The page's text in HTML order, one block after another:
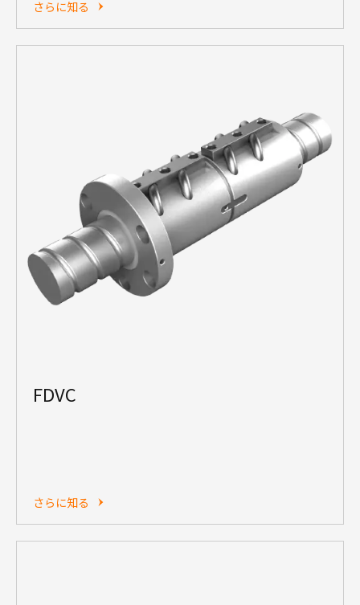
さらに知る
FDVC
さらに知る